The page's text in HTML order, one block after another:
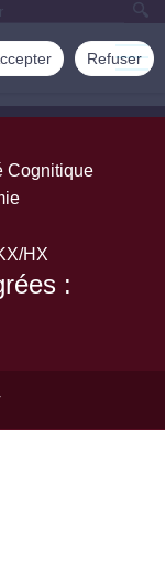
Refuser
Cognitique
HX
: